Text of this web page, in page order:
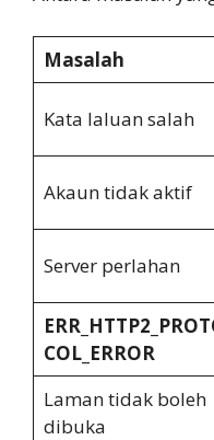
Masalah
Kata laluan salah
Akaun tidak aktif
Server perlahan
COL_ERROR
Laman tidak boleh
dibuka